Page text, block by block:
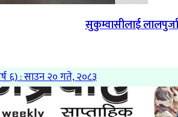
सुकुम्वासीलाई
६) : साउन २० गते, २०८३